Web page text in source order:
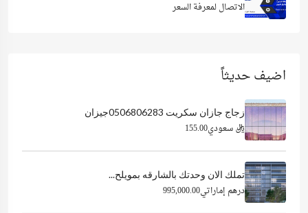
الاتصال لمعرفة السعر
اضيف حديثاً
زجاج جازان سكريت 0506806283جيزان
ريال سعودي155.00
تملك الان وحدتك بالشارقه بمويلح...
درهم إماراتي995,000.00